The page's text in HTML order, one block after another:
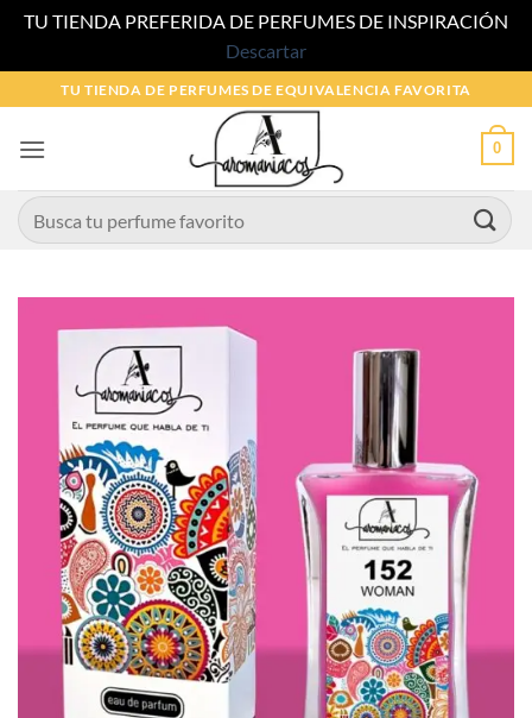
TU TIENDA PREFERIDA DE PERFUMES DE INSPIRACIÓN
Descartar
al
contenido
TU TIENDA DE PERFUMES DE EQUIVALENCIA FAVORITA
0
Buscar
por: